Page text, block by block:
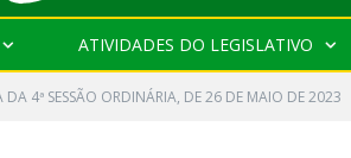
ATIVIDADES DO LEGISLATIVO
DA 4ª SESSÃO ORDINÁRIA, DE 26 DE MAIO DE 2023